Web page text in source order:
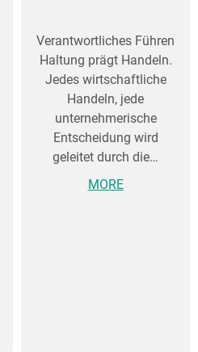
Verantwortliches Führen
Haltung prägt Handeln.
Jedes wirtschaftliche
Handeln, jede
unternehmerische
Entscheidung wird
geleitet durch die…
MORE